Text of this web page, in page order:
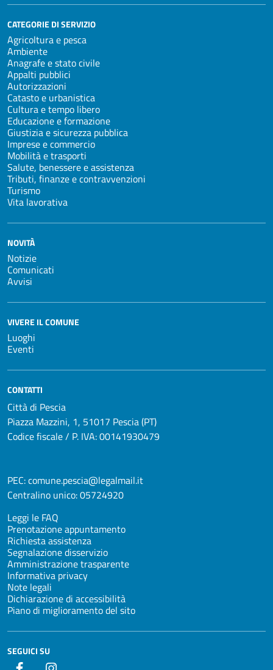
CATEGORIE DI SERVIZIO
Agricoltura e pesca
Ambiente
Anagrafe e stato civile
Appalti pubblici
Autorizzazioni
Catasto e urbanistica
Cultura e tempo libero
Educazione e formazione
Giustizia e sicurezza pubblica
Imprese e commercio
Mobilità e trasporti
Salute, benessere e assistenza
Tributi, finanze e contravvenzioni
Turismo
Vita lavorativa
NOVITÀ
Notizie
Comunicati
Avvisi
VIVERE IL COMUNE
Luoghi
Eventi
CONTATTI
Città di Pescia
Piazza Mazzini, 1, 51017 Pescia (PT)
Codice fiscale / P. IVA: 00141930479
PEC:comune.pescia@legalmail.it
Centralino unico:05724920
Leggi le FAQ
Prenotazione appuntamento
Richiesta assistenza
Segnalazione disservizio
Amministrazione trasparente
Informativa privacy
Note legali
Dichiarazione di accessibilità
Piano di miglioramento del sito
SEGUICI SU
Facebook